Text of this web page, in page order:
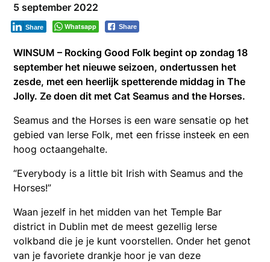
5 september 2022
Whatsapp Share
Share
WINSUM – Rocking Good Folk begint op zondag 18
september het nieuwe seizoen, ondertussen het
zesde, met een heerlijk spetterende middag in The
Jolly. Ze doen dit met Cat Seamus and the Horses.
Seamus and the Horses is een ware sensatie op het
gebied van Ierse Folk, met een frisse insteek en een
hoog octaangehalte.
“Everybody is a little bit Irish with Seamus and the
Horses!”
Waan jezelf in het midden van het Temple Bar
district in Dublin met de meest gezellig Ierse
volkband die je je kunt voorstellen. Onder het genot
van je favoriete drankje hoor je van deze